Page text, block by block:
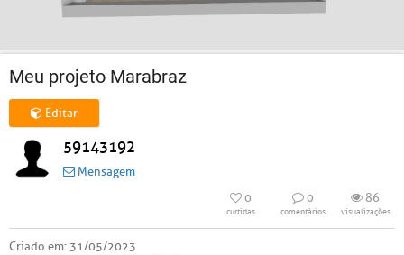
Meu projeto Marabraz
Editar
59143192
Mensagem
0
curtidas
0
comentários
86
visualizações
Criado em: 31/05/2023